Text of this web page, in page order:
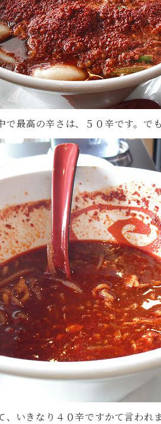
で最高の辛さは、５０辛です。
、いきなり４０辛ですかて言わ